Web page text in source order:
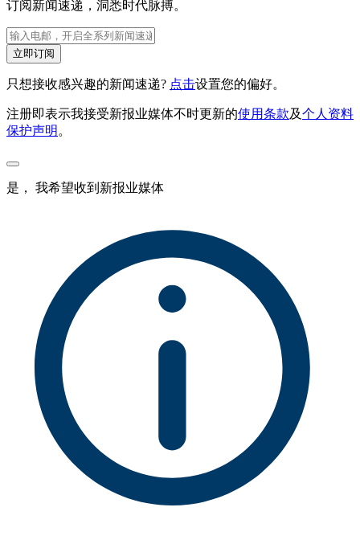
订阅新闻速递，洞悉时代脉搏。
立即订阅
只想接收感兴趣的新闻速递? 点击设置您的偏好。
注册即表示我接受新报业媒体不时更新的使用条款及个人资料
保护声明 。
是， 我希望收到新报业媒体